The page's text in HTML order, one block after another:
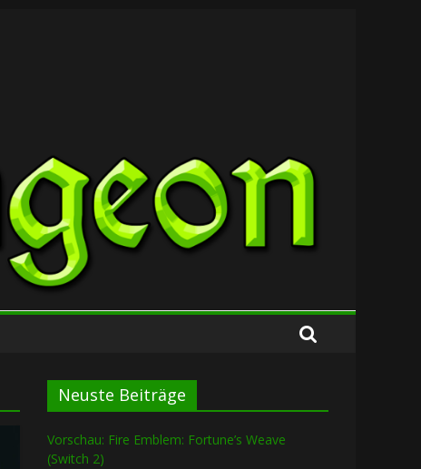
Neuste Beiträge
Vorschau: Fire Emblem: Fortune’s Weave
(Switch 2)